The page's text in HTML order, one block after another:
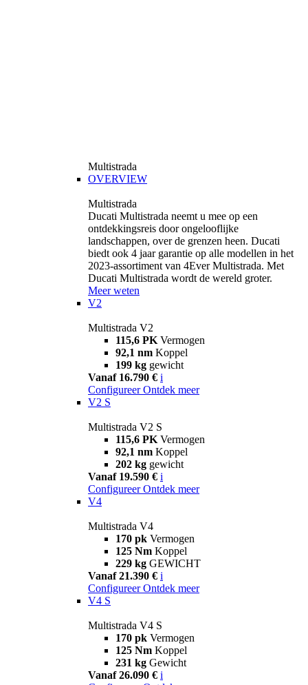
Multistrada
OVERVIEW
Multistrada
Ducati Multistrada neemt u mee op een
ontdekkingsreis door ongelooflijke
landschappen, over de grenzen heen. Ducati
biedt ook 4 jaar garantie op alle modellen in het
2023-assortiment van 4Ever Multistrada. Met
Ducati Multistrada wordt de wereld groter.
Meer weten
V2
Multistrada V2
115,6 PK Vermogen
92,1 nm Koppel
199 kg gewicht
Vanaf 16.790 € i
Configureer Ontdek meer
V2 S
Multistrada V2 S
115,6 PK Vermogen
92,1 nm Koppel
202 kg gewicht
Vanaf 19.590 € i
Configureer Ontdek meer
V4
Multistrada V4
170 pk Vermogen
125 Nm Koppel
229 kg GEWICHT
Vanaf 21.390 € i
Configureer Ontdek meer
V4 S
Multistrada V4 S
170 pk Vermogen
125 Nm Koppel
231 kg Gewicht
Vanaf 26.090 € i